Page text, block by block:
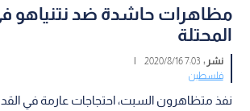
مظاهرات حاشدة ضد نتنياهو
المحتلة
نشر :7:03 2020/8/16
|
فلسطين
نفذ متظاهرون السبت، احتجاجات عارمة في